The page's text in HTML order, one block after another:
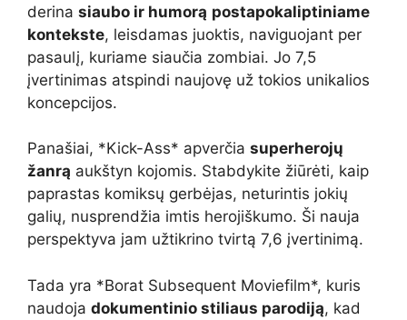
derina siaubo ir humorą postapokaliptiniame
kontekste, leisdamas juoktis, naviguojant per
pasaulį, kuriame siaučia zombiai. Jo 7,5
įvertinimas atspindi naujovę už tokios unikalios
koncepcijos.
Panašiai, *Kick-Ass* apverčia superherojų
žanrą aukštyn kojomis. Stabdykite žiūrėti, kaip
paprastas komiksų gerbėjas, neturintis jokių
galių, nusprendžia imtis herojiškumo. Ši nauja
perspektyva jam užtikrino tvirtą 7,6 įvertinimą.
Tada yra *Borat Subsequent Moviefilm*, kuris
naudoja dokumentinio stiliaus parodiją, kad